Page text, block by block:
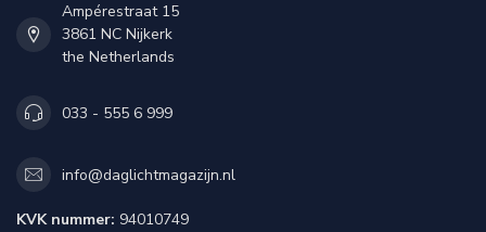
Ampérestraat 15
3861 NC Nijkerk
the Netherlands
033 - 555 6 999
info@daglichtmagazijn.nl
KVK nummer: 94010749